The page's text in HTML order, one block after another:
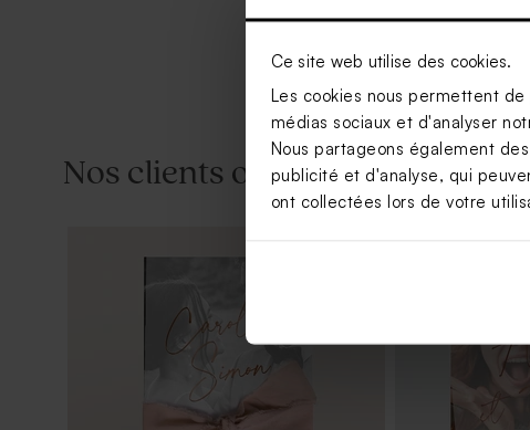
Ce site web utilise des cookies.
Les cookies nous permettent
médias sociaux et d'analyser
Nous partageons également
publicité et d'analyse, qui
ont collectées lors de votre
Marque-place mariage terracotta
Nos clients ont aussi aimé...